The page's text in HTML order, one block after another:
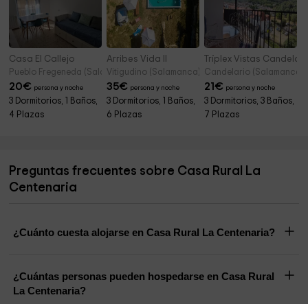
Casa El Callejo
Pueblo Fregeneda (Salamanca)
20€ persona y noche
3 Dormitorios, 1 Baños,
4 Plazas
Arribes Vida II
Vitigudino (Salamanca)
35€ persona y noche
3 Dormitorios, 1 Baños,
6 Plazas
Tríplex Vistas
Candelario (Salamanca)
21€ persona y noche
3 Dormitorios, 3 Baños,
7 Plazas
Preguntas frecuentes sobre Casa Rural La
Centenaria
¿Cuánto cuesta alojarse en Casa Rural La Centenaria?
¿Cuántas personas pueden hospedarse en Casa Rural
La Centenaria?